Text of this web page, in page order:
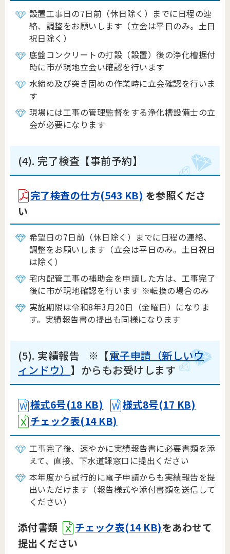
設置工事日の7日前（休日除く）までに日程の連
絡、調整をお願いします（立会は平日のみ。土日
祝日除く）
底盤コンクリートの打設（設置）後の浄化槽据付
時に市が現地立会い確認を行います
水締め及び突き固めの作業時に立会確認を行いま
す
現場には工事の管理監督をする浄化槽設備士の立
会が必要になります
(4). 完了検査【事前予約】
完了検査の仕方(543 KB) を参照くださ
い
希望日の7日前（休日除く）までに日程の連絡、
調整をお願いします（立会は平日のみ。土日祝日
は除く）
宅内配管工事の補助金を申請した方は、工事完了
後に市が現地確認を行います ※転換の場合のみ
実施期限は令和8年3月20日（金曜日）になりま
す。実績報告書の提出も同様になります
(5). 実績報告 ※【電子申請（新しいウ
ィンドウ） 】からもお受けします
様式6号(18 KB)
様式8号(17 KB)
チェック表(14 KB)
工事完了後、速やかに実績報告書に必要書類を添
えて、直接、下水道課窓口に提出ください
本年度から試行的に電子申請からも実績報告を提
出いただけます（報告様式や添付書類を送信して
ください）
添付書類 チェック表(14 KB)をあわせて
提出ください